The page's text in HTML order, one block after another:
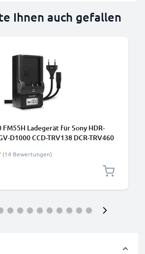
Ihnen auch gefallen
FM55H Ladegerät für Sony HDR-
D1000 CCD-TRV138 DCR-TRV460
(14 Bewertungen)